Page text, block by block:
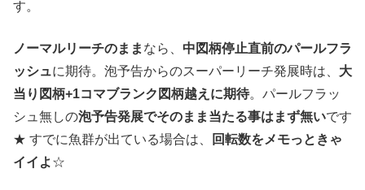
す。
ノーマルリーチのまま なら、 中図柄停止直前のパールフラ
ッシュに期待。泡予告からのスーパーリーチ発展時は、 大
当り図柄+1コマブランク図柄越えに期待。パールフラッ
シュ無しの泡予告発展でそのまま当たる事はまず無いです
★ すでに魚群が出ている場合は、
回転数をメモっときゃ
イイよ ☆